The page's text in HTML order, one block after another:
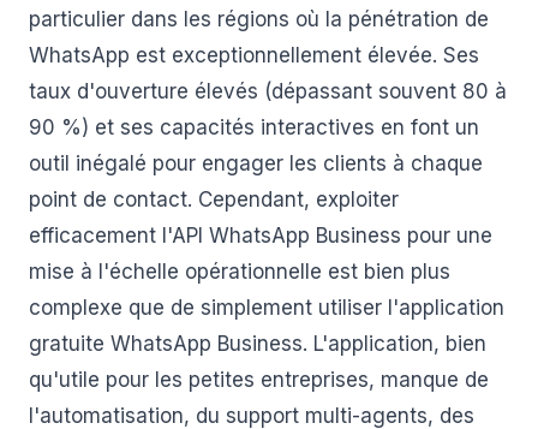
particulier dans les régions où la pénétration de
WhatsApp est exceptionnellement élevée. Ses
taux d'ouverture élevés (dépassant souvent 80 à
90 %) et ses capacités interactives en font un
outil inégalé pour engager les clients à chaque
point de contact. Cependant, exploiter
efficacement l'API WhatsApp Business pour une
mise à l'échelle opérationnelle est bien plus
complexe que de simplement utiliser l'application
gratuite WhatsApp Business. L'application, bien
qu'utile pour les petites entreprises, manque de
l'automatisation, du support multi-agents, des